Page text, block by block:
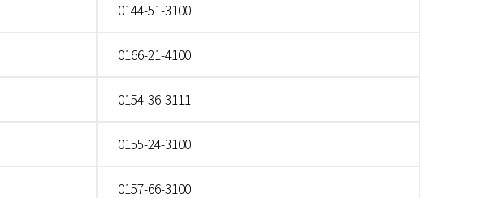
0144-51-3100
0166-21-4100
0154-36-3111
0155-24-3100
0157-66-3100